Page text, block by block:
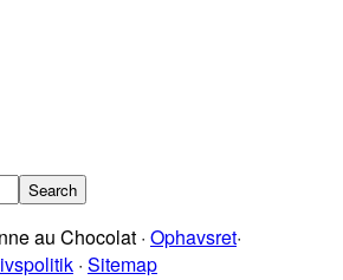
au Chocolat · Ophavsret·
· Sitemap